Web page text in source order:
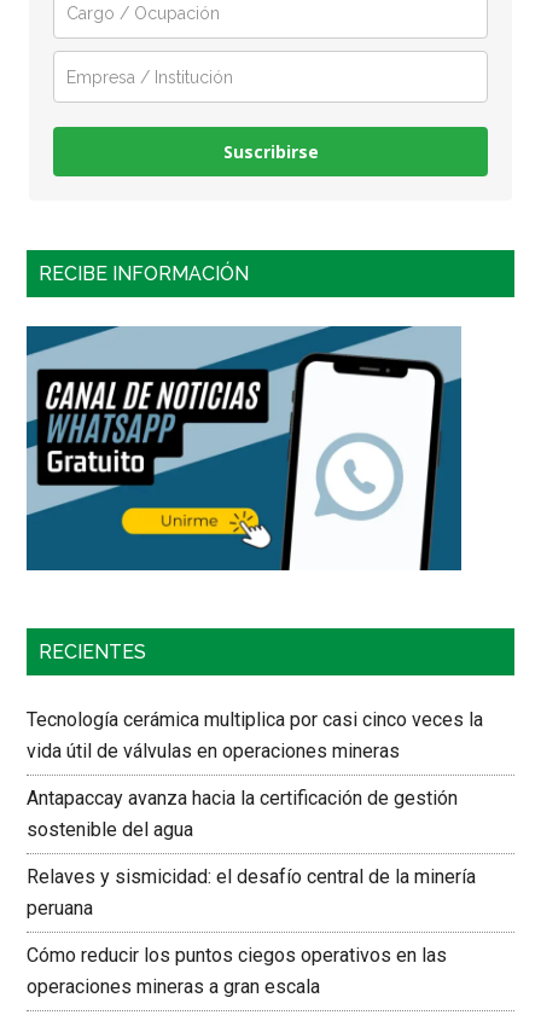
Suscribirse
RECIBE INFORMACIÓN
RECIENTES
Tecnología cerámica multiplica por casi cinco veces la
vida útil de válvulas en operaciones mineras
Antapaccay avanza hacia la certificación de gestión
sostenible del agua
Relaves y sismicidad: el desafío central de la minería
peruana
Cómo reducir los puntos ciegos operativos en las
operaciones mineras a gran escala